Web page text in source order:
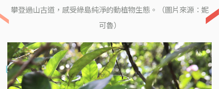
攀登過山古道，感受綠島純淨的動植物生態。（圖片來源：妮
可魯）